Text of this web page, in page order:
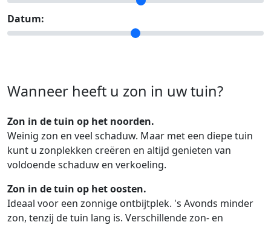
Datum:
Wanneer heeft u zon in uw tuin?
Zon in de tuin op het noorden.
Weinig zon en veel schaduw. Maar met een diepe tuin
kunt u zonplekken creëren en altijd genieten van
voldoende schaduw en verkoeling.
Zon in de tuin op het oosten.
Ideaal voor een zonnige ontbijtplek. 's Avonds minder
zon, tenzij de tuin lang is. Verschillende zon- en